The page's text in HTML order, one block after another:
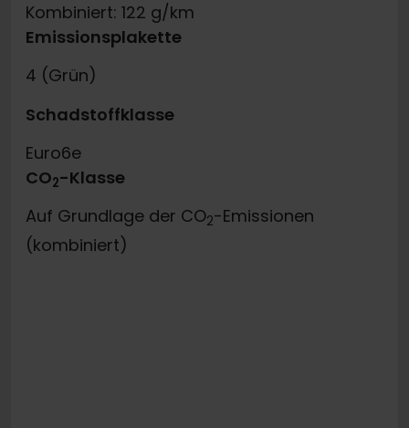
Kombiniert: 122 g/km
Emissionsplakette
4 (Grün)
Schadstoffklasse
Euro6e
CO2-Klasse
Auf Grundlage der CO2-Emissionen
(kombiniert)